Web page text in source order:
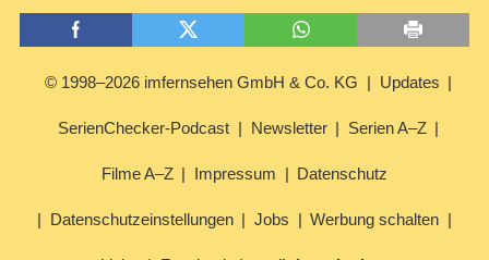
© 1998–2026 imfernsehen GmbH & Co. KG Updates
SerienChecker-Podcast Newsletter Serien A–Z
Filme A–Z Impressum Datenschutz
Datenschutzeinstellungen Jobs Werbung schalten